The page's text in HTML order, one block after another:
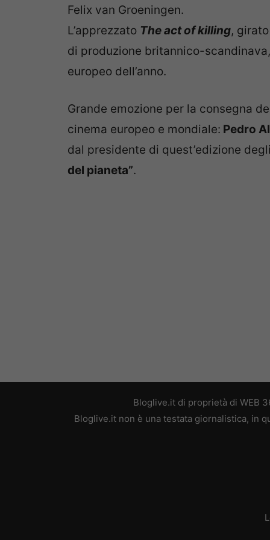
Felix van Groeningen.
L’apprezzato The act of killing,
di produzione britannico-
europeo dell’anno.
Grande emozione per la consegna
cinema europeo e mondiale: Pedro
dal presidente di quest’edizione
del pianeta”.
Bloglive.it di proprietà di WEB
Bloglive.it non è una testata giornalistica, in